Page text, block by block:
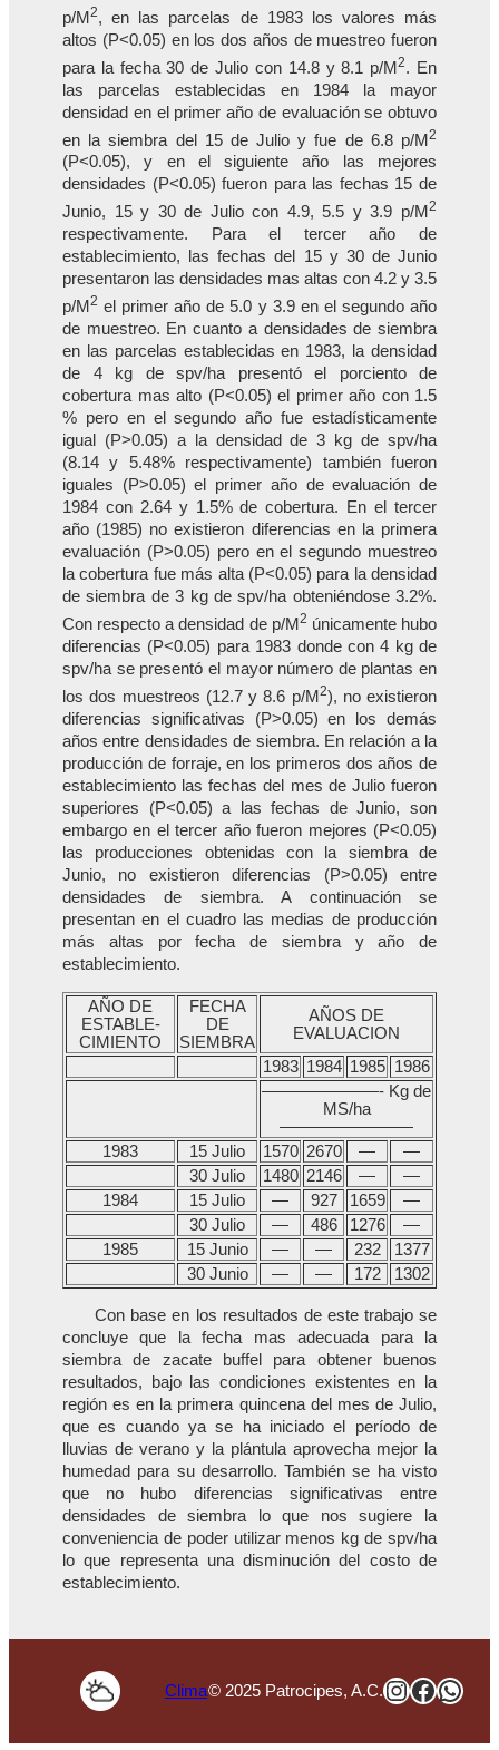
p/M 2, en las parcelas de 1983 los valores más
altos (P<0.05) en los dos años de muestreo fueron
para la fecha 30 de Julio con 14.8 y 8.1 p/M2. En
las parcelas establecidas en 1984 la mayor
densidad en el primer año de evaluación se obtuvo
en la siembra del 15 de Julio y fue de 6.8 p/M2
(P<0.05), y en el siguiente año las mejores
densidades (P<0.05) fueron para las fechas 15 de
Junio, 15 y 30 de Julio con 4.9, 5.5 y 3.9 p/M 2
respectivamente. Para el tercer año de
establecimiento, las fechas del 15 y 30 de Junio
presentaron las densidades mas altas con 4.2 y 3.5
p/M 2 el primer año de 5.0 y 3.9 en el segundo año
de muestreo. En cuanto a densidades de siembra
en las parcelas establecidas en 1983, la densidad
de 4 kg de spv/ha presentó el porciento de
cobertura mas alto (P<0.05) el primer año con 1.5
% pero en el segundo año fue estadísticamente
igual (P>0.05) a la densidad de 3 kg de spv/ha
(8.14 y 5.48% respectivamente) también fueron
iguales (P>0.05) el primer año de evaluación de
1984 con 2.64 y 1.5% de cobertura. En el tercer
año (1985) no existieron diferencias en la primera
evaluación (P>0.05) pero en el segundo muestreo
la cobertura fue más alta (P<0.05) para la densidad
de siembra de 3 kg de spv/ha obteniéndose 3.2%.
Con respecto a densidad de p/M 2 únicamente hubo
diferencias (P<0.05) para 1983 donde con 4 kg de
spv/ha se presentó el mayor número de plantas en
los dos muestreos (12.7 y 8.6 p/M 2), no existieron
diferencias significativas (P>0.05) en los demás
años entre densidades de siembra. En relación a la
producción de forraje, en los primeros dos años de
establecimiento las fechas del mes de Julio fueron
superiores (P<0.05) a las fechas de Junio, son
embargo en el tercer año fueron mejores (P<0.05)
las producciones obtenidas con la siembra de
Junio, no existieron diferencias (P>0.05) entre
densidades de siembra. A continuación se
presentan en el cuadro las medias de producción
más altas por fecha de siembra y año de
establecimiento.
AÑO DE
ESTABLE-
CIMIENTO
FECHA
DE
SIEMBRA
AÑOS DE
EVALUACION
1983 1984 1985 1986
———————- Kg de
MS/ha
————————
1983
15 Julio 1570 2670 —
—
30 Julio
1480 2146 —
—
1984
15 Julio — 927 1659
—
30 Julio
— 486 1276
—
1985
15 Junio — — 232
1377
30 Junio
— — 172 1302
Con base en los resultados de este trabajo se
concluye que la fecha mas adecuada para la
siembra de zacate buffel para obtener buenos
resultados, bajo las condiciones existentes en la
región es en la primera quincena del mes de Julio,
que es cuando ya se ha iniciado el período de
lluvias de verano y la plántula aprovecha mejor la
humedad para su desarrollo. También se ha visto
que no hubo diferencias significativas entre
densidades de siembra lo que nos sugiere la
conveniencia de poder utilizar menos kg de spv/ha
lo que representa una disminución del costo de
establecimiento.
Clima© 2025 Patrocipes, A.C.